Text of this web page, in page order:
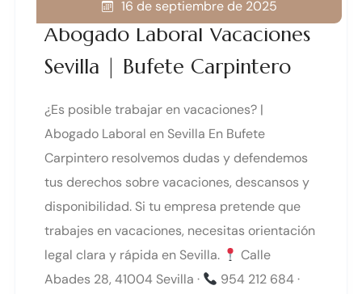
Abogado Laboral Vacaciones
Sevilla | Bufete Carpintero
16 de septiembre de 2025
¿Es posible trabajar en vacaciones? |
Abogado Laboral en Sevilla En Bufete
Carpintero resolvemos dudas y defendemos
tus derechos sobre vacaciones, descansos y
disponibilidad. Si tu empresa pretende que
trabajes en vacaciones, necesitas orientación
legal clara y rápida en Sevilla.
Calle
Abades 28, 41004 Sevilla ·
954 212 684 ·